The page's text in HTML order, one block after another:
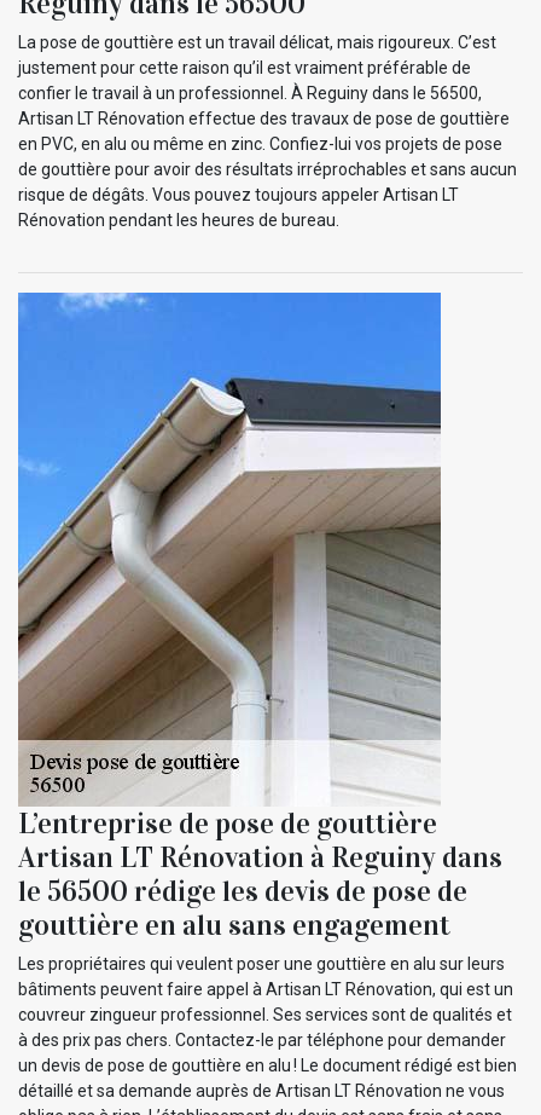
La pose de gouttière est un travail délicat, mais rigoureux. C’est
justement pour cette raison qu’il est vraiment préférable de
confier le travail à un professionnel. À Reguiny dans le 56500,
Artisan LT Rénovation effectue des travaux de pose de gouttière
en PVC, en alu ou même en zinc. Confiez-lui vos projets de pose
de gouttière pour avoir des résultats irréprochables et sans aucun
risque de dégâts. Vous pouvez toujours appeler Artisan LT
Rénovation pendant les heures de bureau.
L’entreprise de pose de gouttière
Artisan LT Rénovation à Reguiny dans
le 56500 rédige les devis de pose de
gouttière en alu sans engagement
Les propriétaires qui veulent poser une gouttière en alu sur leurs
bâtiments peuvent faire appel à Artisan LT Rénovation, qui est un
couvreur zingueur professionnel. Ses services sont de qualités et
à des prix pas chers. Contactez-le par téléphone pour demander
un devis de pose de gouttière en alu ! Le document rédigé est bien
détaillé et sa demande auprès de Artisan LT Rénovation ne vous